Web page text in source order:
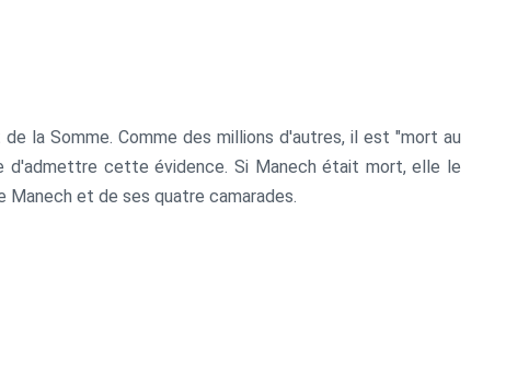
la Somme. Comme des millions d'autres, il est "mort au
d'admettre cette évidence. Si Manech était mort, elle le
et de ses quatre camarades.